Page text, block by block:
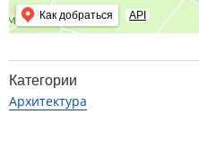
Как добраться API
Категории
Архитектура